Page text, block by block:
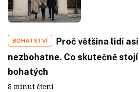
BOHATSTVÍ
Proč většina lidí
nezbohatne. Co skutečně
bohatých
8 minut čtení